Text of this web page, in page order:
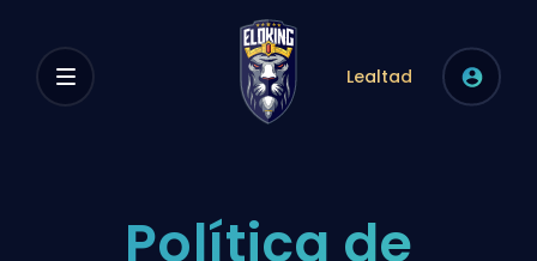
Lealtad
Política de